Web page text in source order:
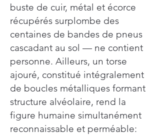
buste de cuir, métal et écorce
récupérés surplombe des
centaines de bandes de pneus
cascadant au sol — ne contient
personne. Ailleurs, un torse
ajouré, constitué intégralement
de boucles métalliques formant
structure alvéolaire, rend la
figure humaine simultanément
reconnaissable et perméable: